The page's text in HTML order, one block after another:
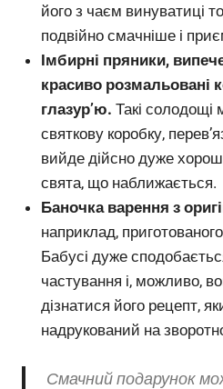
його з чаєм винуватиці
подвійно смачніше і
Імбирні пряники,
красиво розмальовані
глазур’ю. Такі солодощі
святкову коробку,
вийде дійсно дуже
свята, що наближається.
Баночка варення з
наприклад,
Бабусі дуже
частування і, можливо,
дізнатися його рецепт,
надрукований на
Смачний подарунок